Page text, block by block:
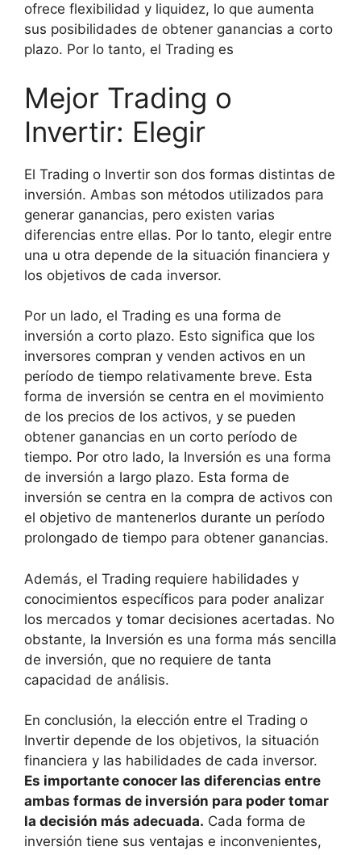
ofrece flexibilidad y liquidez, lo que aumenta
sus posibilidades de obtener ganancias a corto
plazo. Por lo tanto, el Trading es
Mejor Trading o
Invertir: Elegir
El Trading o Invertir son dos formas distintas de
inversión. Ambas son métodos utilizados para
generar ganancias, pero existen varias
diferencias entre ellas. Por lo tanto, elegir entre
una u otra depende de la situación financiera y
los objetivos de cada inversor.
Por un lado, el Trading es una forma de
inversión a corto plazo. Esto significa que los
inversores compran y venden activos en un
período de tiempo relativamente breve. Esta
forma de inversión se centra en el movimiento
de los precios de los activos, y se pueden
obtener ganancias en un corto período de
tiempo. Por otro lado, la Inversión es una forma
de inversión a largo plazo. Esta forma de
inversión se centra en la compra de activos con
el objetivo de mantenerlos durante un período
prolongado de tiempo para obtener ganancias.
Además, el Trading requiere habilidades y
conocimientos específicos para poder analizar
los mercados y tomar decisiones acertadas. No
obstante, la Inversión es una forma más sencilla
de inversión, que no requiere de tanta
capacidad de análisis.
En conclusión, la elección entre el Trading o
Invertir depende de los objetivos, la situación
financiera y las habilidades de cada inversor.
Es importante conocer las diferencias entre
ambas formas de inversión para poder tomar
la decisión más adecuada. Cada forma de
inversión tiene sus ventajas e inconvenientes,